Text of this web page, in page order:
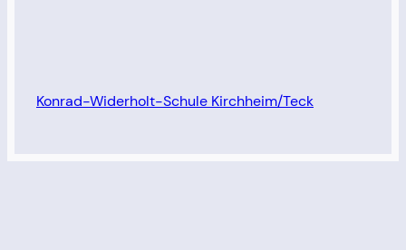
Konrad-Widerholt-Schule Kirchheim/Teck